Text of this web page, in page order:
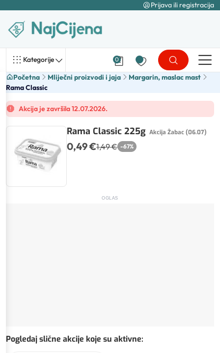
Prijava ili registracija
Kategorije 0
Početna Mliječni proizvodi i jaja
Margarin, maslac mast
Rama Classic
Akcija je završila 12.07.2026.
Rama Classic 225g Akcija Žabac (06.07)
0,49 €1,49 € -67%
OGLAS
Pogledaj slične akcije koje su aktivne: